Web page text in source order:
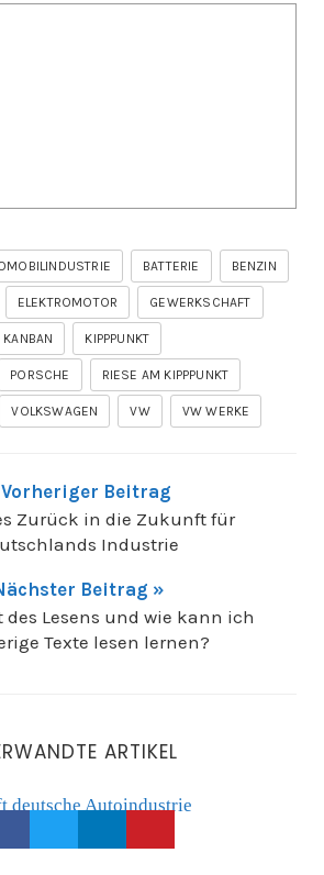
BATTERIE BENZIN
ELEKTROMOTOR GEWERKSCHAFT
KANBAN KIPPPUNKT
PORSCHE RIESE AM KIPPPUNKT
VOLKSWAGEN VW VW WERKE
Beitrag
Zurück in die Zukunft für
Industrie
Beitrag »
Lesens und wie kann ich
Texte lesen lernen?
ARTIKEL
Krisenretter für die deutsche